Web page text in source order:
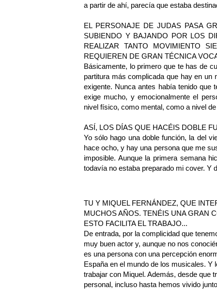
a partir de ahí, parecía que estaba
EL PERSONAJE DE JUDAS PASA
SUBIENDO Y BAJANDO POR LOS
REALIZAR TANTO MOVIMIENTO
REQUIEREN DE GRAN TÉCNICA
Básicamente, lo primero que te has de
partitura más complicada que hay en
exigente. Nunca antes había tenido que
exige mucho, y emocionalmente el
nivel físico, como mental, como a nivel
ASÍ, LOS DÍAS QUE HACÉIS DOBLE
Yo sólo hago una doble función, la del
hace ocho, y hay una persona que me
imposible. Aunque la primera semana
todavía no estaba preparado mi cover. Y
TU Y MIQUEL FERNÁNDEZ, QUE
MUCHOS AÑOS. TENÉIS UNA GRAN
ESTO FACILITA EL TRABAJO...
De entrada, por la complicidad que
muy buen actor y, aunque no nos
es una persona con una percepción
España en el mundo de los musicales.
trabajar con Miquel. Además, desde que
personal, incluso hasta hemos vivido